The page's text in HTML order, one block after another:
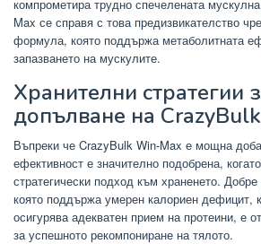
компрометира трудно спечелената
Max се справя с това предизвикателство
формула, която поддържа метаболитната
запазването на мускулите.
Хранителни стратегии
допълване на
Въпреки че CrazyBulk Win-Max е мощна
ефективност е значително подобрена,
стратегически подход към храненето. Добре
която поддържа умерен калориен дефицит,
осигурява адекватен прием на протеини, е
за успешното рекомпониране на тялото.